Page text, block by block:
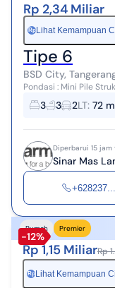
Rp 2,34 Miliar
Rp Lihat Kemampuan
Tipe 6
BSD City,
Pondasi : Mini Pile
Ringan dengan Mortar Instan Finishing Dinding
General : Plester ...
3 3 2LT: 72
Diperbarui 15 jam
Sinar Mas
+628237...
-12%
Rumah Premier
Rp 1,15 MiliarRp
Rp Lihat Kemampuan